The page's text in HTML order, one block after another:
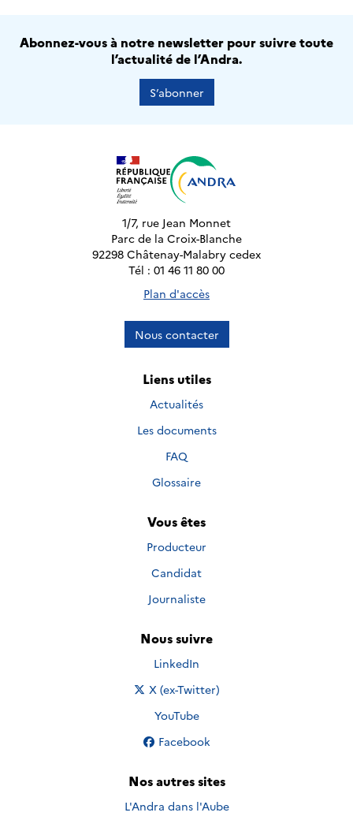
Abonnez-vous à notre newsletter pour suivre toute
l’actualité de l’Andra.
S’abonner
1/7, rue Jean Monnet
Parc de la Croix-Blanche
92298 Châtenay-Malabry cedex
Tél : 01 46 11 80 00
Plan d'accès
Nous contacter
Liens utiles
Actualités
Les documents
FAQ
Glossaire
Vous êtes
Producteur
Candidat
Journaliste
Nous suivre
Nous suivre sur
LinkedIn
Nous suivre sur
X (ex-Twitter)
Nous suivre sur
YouTube
Nous suivre sur
Facebook
Nos autres sites
L'Andra dans l'Aube